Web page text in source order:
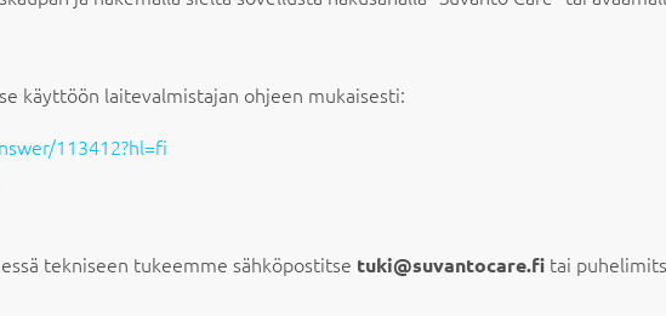
käyttöön laitevalmistajan ohjeen mukaisesti:
113412?hl=fi
tekniseen tukeemme sähköpostitse tuki@suvantocare.fi tai